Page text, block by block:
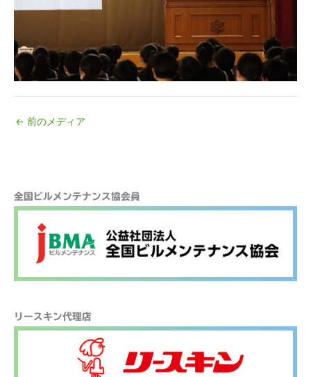
← 前のメディア
全国ビルメンテナンス協会員
リースキン代理店
検